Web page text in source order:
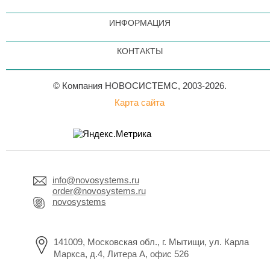
ИНФОРМАЦИЯ
КОНТАКТЫ
© Компания НОВОСИСТЕМС, 2003-2026.
Карта сайта
info@novosystems.ru
order@novosystems.ru
novosystems
141009, Московская обл., г. Мытищи, ул. Карла
Маркса, д.4, Литера А, офис 526